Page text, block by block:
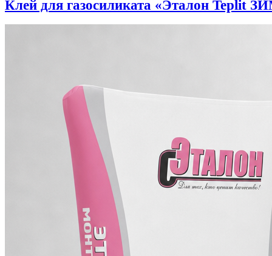
Клей для газосиликата «Эталон Teplit